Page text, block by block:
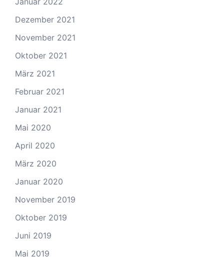
Dezember 2021
November 2021
Oktober 2021
März 2021
Februar 2021
Januar 2021
Mai 2020
April 2020
März 2020
Januar 2020
November 2019
Oktober 2019
Juni 2019
Mai 2019